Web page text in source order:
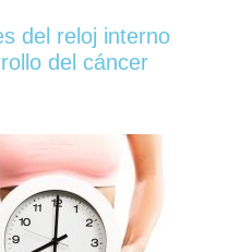
del reloj interno
del cáncer